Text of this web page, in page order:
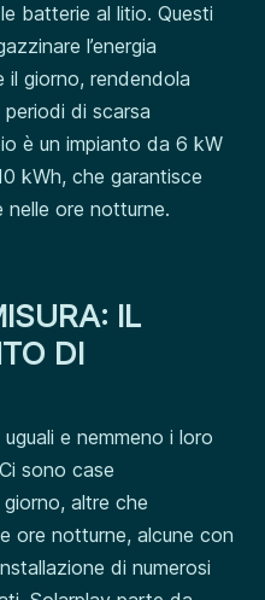
batterie al litio. Questi
l’energia
giorno, rendendola
di scarsa
è un impianto da 6 kW
kWh, che garantisce
nelle ore notturne.
IL
DI
e nemmeno i loro
sono case
altre che
ore notturne, alcune con
di numerosi